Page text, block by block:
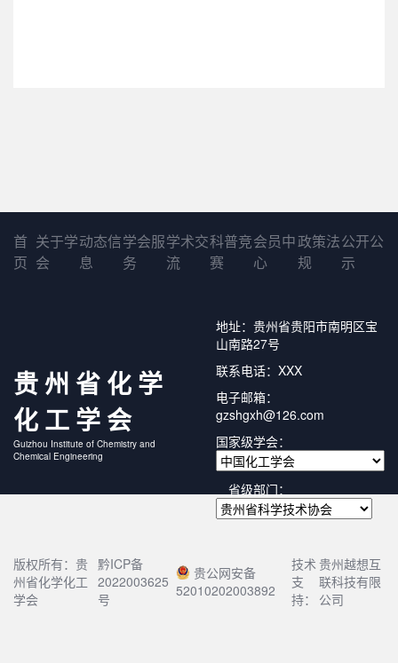
首
页
关于学
会
动态信
息
学会服
务
学术交
流
科普竞
赛
会员中
心
政策法
规
公开公
示
贵州省化学
化工学会
Guizhou Institute of Chemistry and
Chemical Engineering
地址：贵州省贵阳市南明区宝
山南路27号
联系电话：XXX
电子邮箱：
gzshgxh@126.com
国家级学会：
省级部门：
版权所有：贵
州省化学化工
学会
黔ICP备
2022003625
号
贵公网安备
52010202003892
技术
支
持：
贵州越想互
联科技有限
公司